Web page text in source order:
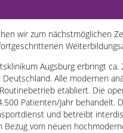
wir zum nächstmöglichen
Augsburg erbringt ca.
Alle modernen
etabliert. Die
Patienten/Jahr behandelt.
und betreibt
Bezug vom neuen